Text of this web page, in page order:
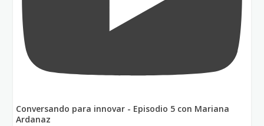
Conversando para innovar - Episodio 5 con Mariana
Ardanaz